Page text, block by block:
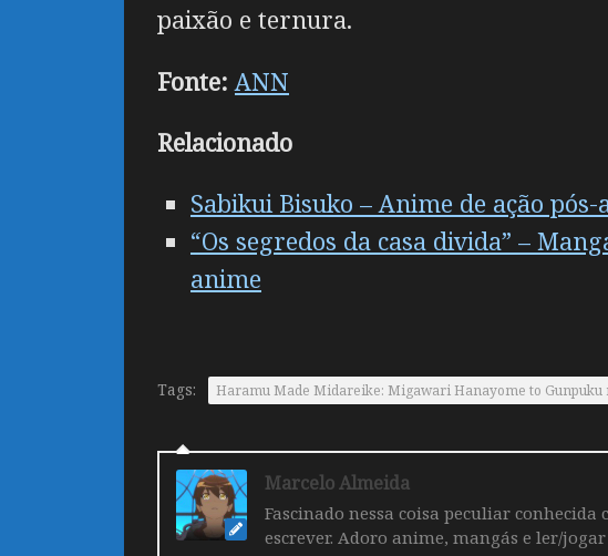
paixão e ternura.
Fonte: ANN
Relacionado
Sabikui Bisuko – Anime de ação
“Os segredos da casa divida” –
anime
Tags: Haramu Made Midareike: Migawari Hanayome to Gunpuku
Marcelo Almeida
Fascinado nessa coisa peculiar
escrever. Adoro anime, mangás e ler/